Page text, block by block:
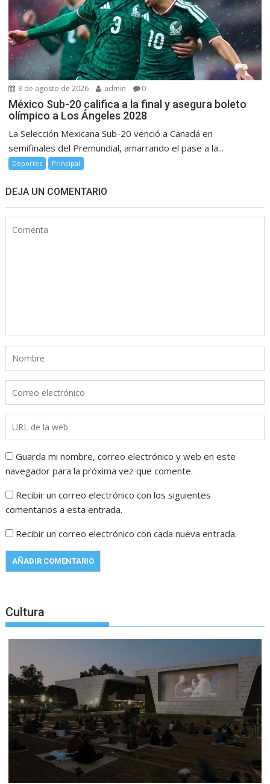
8 de agosto de 2026 admin 0
México Sub-20 califica a la final y asegura boleto
olímpico a Los Ángeles 2028
La Selección Mexicana Sub-20 venció a Canadá en
semifinales del Premundial, amarrando el pase a la...
Deportes Principal
DEJA UN COMENTARIO
Guarda mi nombre, correo electrónico y web en este
navegador para la próxima vez que comente.
Recibir un correo electrónico con los siguientes
comentarios a esta entrada.
Recibir un correo electrónico con cada nueva entrada.
Cultura